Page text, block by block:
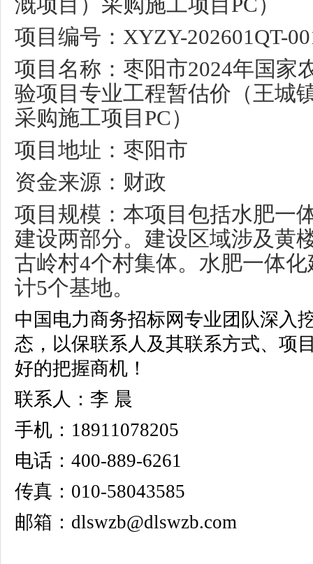
项目编号： XYZY-202601QT-
项目名称：枣阳市2024年国家
验项目专业工程暂估价（王城
采购施工项目 PC ）
项目地址：枣阳市
资金来源：财政
项目规模：本项目包括水肥一
建设两部分。建设区域涉及黄
古岭村4个村集体。水肥一体
计5个基地。
中国电力商务招标网专业团队深入
态，以保联系人及其联系方式、项
好的把握商机！
联系人：李 晨
手机：18911078205
电话：400-889-6261
传真：010-58043585
邮箱：dlswzb@dlswzb.com